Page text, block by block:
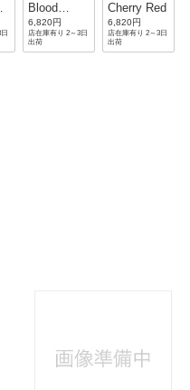
Blood
Orange
6,820円
店在庫有り 2～3日
出荷
Cherry Red
6,820円
店在庫有り 2～3日
出荷